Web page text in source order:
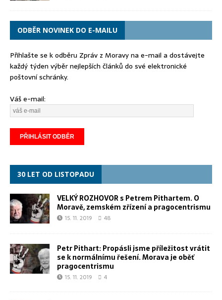
ODBĚR NOVINEK DO E-MAILU
Přihlašte se k odběru Zpráv z Moravy na e-mail a dostávejte
každý týden výběr nejlepších článků do své elektronické
poštovní schránky.
Váš e-mail:
30 LET OD LISTOPADU
VELKÝ ROZHOVOR s Petrem Pithartem. O
Moravě, zemském zřízení a pragocentrismu
15. 11. 2019 48
Petr Pithart: Propásli jsme příležitost vrátit
se k normálnímu řešení. Morava je oběť
pragocentrismu
15. 11. 2019 4